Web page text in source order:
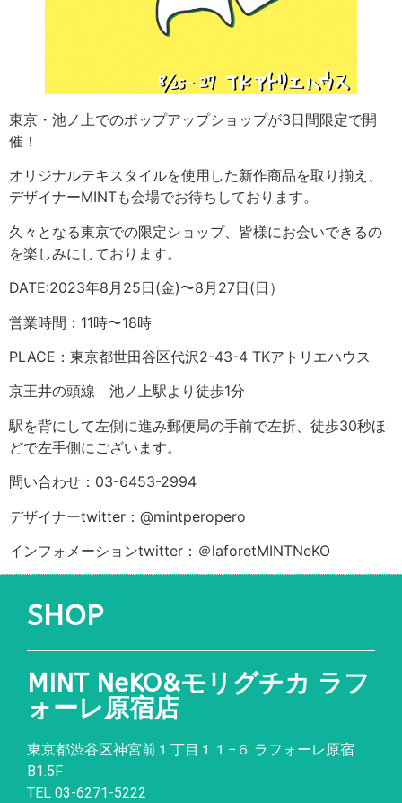
東京・池ノ上でのポップアップショップが3日間限定で開
催！
オリジナルテキスタイルを使用した新作商品を取り揃え、
デザイナーMINTも会場でお待ちしております。
久々となる東京での限定ショップ、皆様にお会いできるの
を楽しみにしております。
DATE:2023年8月25日(金)〜8月27日(日）
営業時間：11時〜18時
PLACE：東京都世田谷区代沢2-43-4 TKアトリエハウス
京王井の頭線 池ノ上駅より徒歩1分
駅を背にして左側に進み郵便局の手前で左折、徒歩30秒ほ
どで左手側にございます。
問い合わせ：03-6453-2994
デザイナーtwitter：@mintperopero
インフォメーションtwitter：＠laforetMINTNeKO
SHOP
MINT NeKO&モリグチカ ラフ
ォーレ原宿店
東京都渋谷区神宮前１丁目１１ − ６ ラフォーレ原宿
B1.5F
TEL 03-6271-5222